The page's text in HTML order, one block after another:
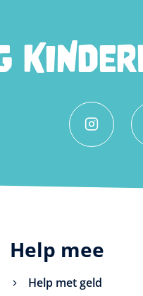
Help mee
Help met geld